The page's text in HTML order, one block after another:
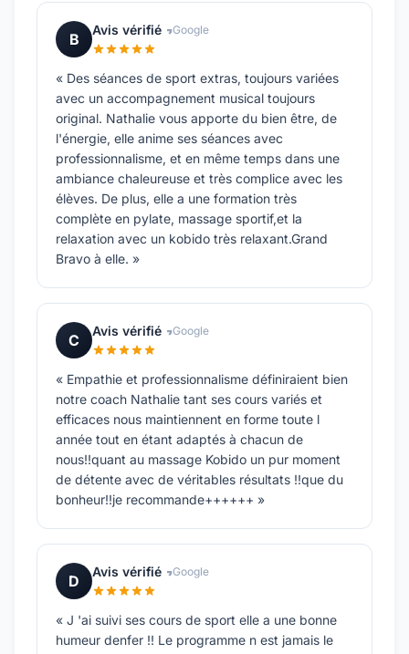
B
Avis vérifié Google
« Des séances de sport extras, toujours variées
avec un accompagnement musical toujours
original. Nathalie vous apporte du bien être, de
l'énergie, elle anime ses séances avec
professionnalisme, et en même temps dans une
ambiance chaleureuse et très complice avec les
élèves. De plus, elle a une formation très
complète en pylate, massage sportif,et la
relaxation avec un kobido très relaxant.Grand
Bravo à elle. »
C
Avis vérifié Google
« Empathie et professionnalisme définiraient bien
notre coach Nathalie tant ses cours variés et
efficaces nous maintiennent en forme toute l
année tout en étant adaptés à chacun de
nous!!quant au massage Kobido un pur moment
de détente avec de véritables résultats !!que du
bonheur!!je recommande++++++ »
D
Avis vérifié Google
« J 'ai suivi ses cours de sport elle a une bonne
humeur denfer !! Le programme n est jamais le